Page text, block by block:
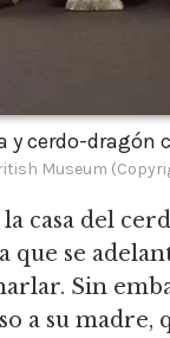
y cerdo-dragón
Museum
casa del
que se
Sin
a su madre,